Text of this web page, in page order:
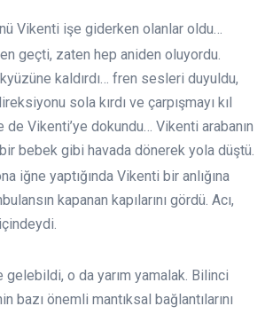
Vikenti işe giderken olanlar oldu…
geçti, zaten hep aniden oluyordu.
kaldırdı… fren sesleri duyuldu,
sola kırdı ve çarpışmayı kıl
de Vikenti’ye dokundu… Vikenti arabanın
bebek gibi havada dönerek yola düştü.
iğne yaptığında Vikenti bir anlığına
kapanan kapılarını gördü. Acı,
gelebildi, o da yarım yamalak. Bilinci
bazı önemli mantıksal bağlantılarını